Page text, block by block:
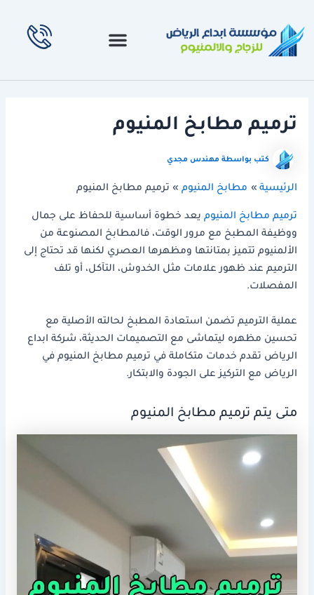
إلى
المحتوى
ترميم مطابخ المنيوم
كتب بواسطة مهندس مجدي
الرئيسية مطابخ المنيوم ترميم مطابخ المنيوم
ترميم مطابخ المنيوميعد خطوة أساسية للحفاظ على جمال
ووظيفة المطبخ مع مرور الوقت، فالمطابخ المصنوعة من
الألمنيوم تتميز بمتانتها ومظهرها العصري لكنها قد تحتاج إلى
الترميم عند ظهور علامات مثل الخدوش، التآكل، أو تلف
المفصلات.
عملية الترميم تضمن استعادة المطبخ لحالته الأصلية مع
تحسين مظهره ليتماشى مع التصميمات الحديثة، شركة ابداع
الرياض تقدم خدمات متكاملة في ترميم مطابخ المنيوم في
الرياض مع التركيز على الجودة والابتكار.
متى يتم ترميم مطابخ المنيوم